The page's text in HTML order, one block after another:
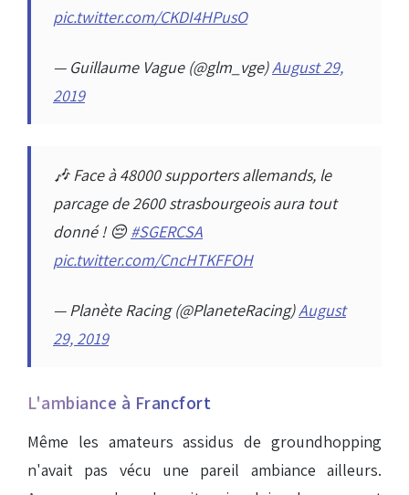
pic.twitter.com/CKDI4HPusO
— Guillaume Vague (@glm_vge)August 29,
2019
🎶 Face à 48000 supporters allemands, le
parcage de 2600 strasbourgeois aura tout
donné ! 😔#SGERCSA
pic.twitter.com/CncHTKFFOH
— Planète Racing (@PlaneteRacing)August
29, 2019
L'ambiance à Francfort
Même les amateurs assidus de groundhopping
n'avait pas vécu une pareil ambiance ailleurs.